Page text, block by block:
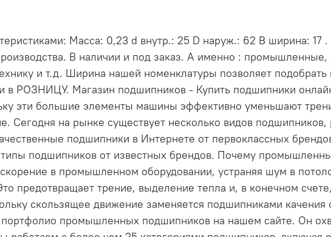
Масса: 0,23 d внутр.: 25 D наруж.: 62 В ширина: 17
В наличии и под заказ. А именно :
и т.д. Ширина нашей номенклатуры позволяет
РОЗНИЦУ. Магазин подшипников - Купить подшипники
эти большие элементы машины эффективно уменьшают
Сегодня на рынке существует несколько видов
подшипники в Интернете от первоклассных
типы подшипников от известных брендов. Почему
в промышленном оборудовании, устраняя шум в
предотвращает трение, выделение тепла и, в конечном
скользящее движение заменяется подшипниками
промышленных подшипников на нашем сайте. Он